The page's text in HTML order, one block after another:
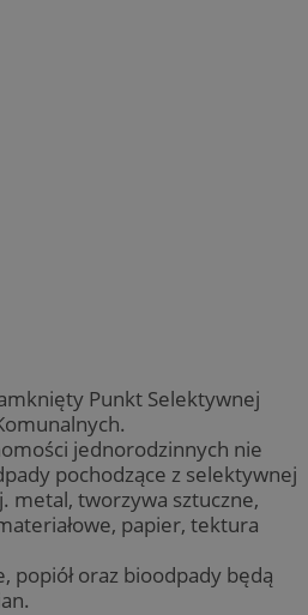
Punkt Selektywnej
jednorodzinnych nie
pochodzące z selektywnej
metal, tworzywa sztuczne,
papier, tektura
popiół oraz bioodpady będą